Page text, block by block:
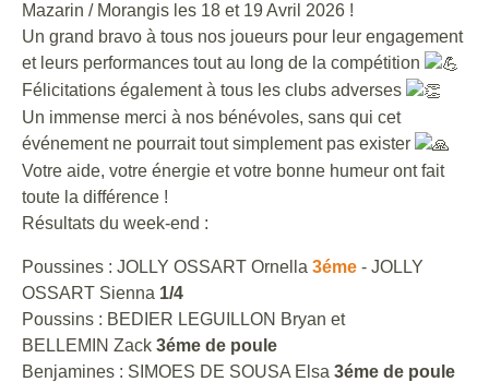
Mazarin / Morangis les 18 et 19 Avril 2026 !
Un grand bravo à tous nos joueurs pour leur engagement
et leurs performances tout au long de la compétition
Félicitations également à tous les clubs adverses
Un immense merci à nos bénévoles, sans qui cet
événement ne pourrait tout simplement pas exister
Votre aide, votre énergie et votre bonne humeur ont fait
toute la différence !
Résultats du week-end :
Poussines : JOLLY OSSART Ornella 3éme - JOLLY
OSSART Sienna 1/4
Poussins : BEDIER LEGUILLON Bryan et
BELLEMIN Zack 3éme de poule
Benjamines : SIMOES DE SOUSA Elsa 3éme de poule